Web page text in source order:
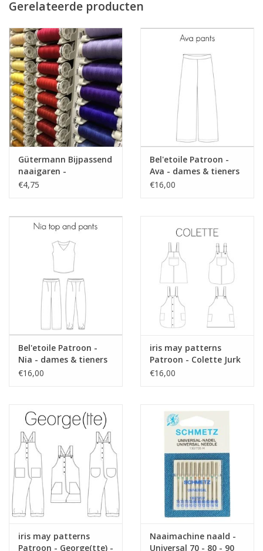
Samenstelling 100% katoen
Toepassing
rok, broek, vest, jas, tas,...
Label
Oekotex
Stretch
neen
Gerelateerde producten
Gütermann Bijpassend
naaigaren -
Allesnaaigaren 200m
€4,75
Bel'etoile Patroon -
Ava - dames & tieners
€16,00
Bel'etoile Patroon -
Nia - dames & tieners
€16,00
iris may patterns
Patroon - Colette Jurk
€16,00
iris may patterns
Patroon - George(tte) -
Naaimachine naald -
Universal 70 - 80 - 90